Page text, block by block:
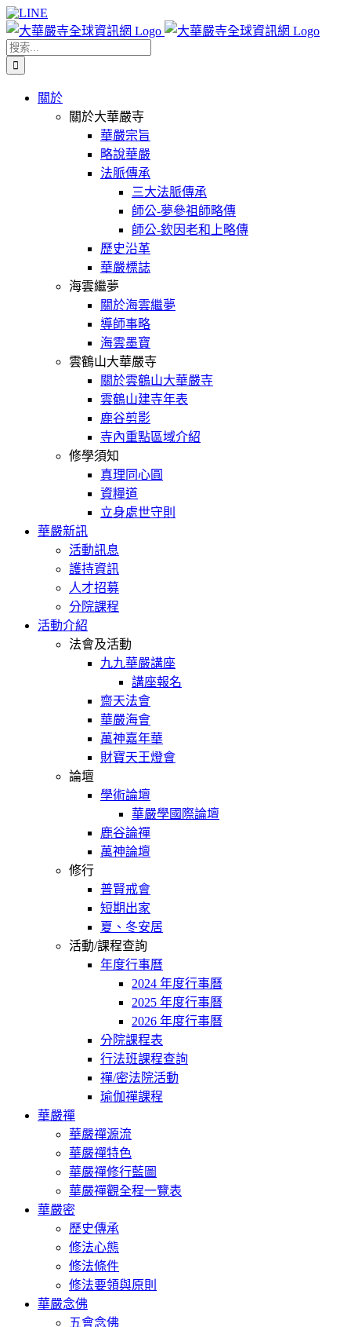
Skip
to
content
Facebook
X
WeChat
YouTube
LINE
搜
索
關於
關於大華嚴寺
華嚴宗旨
略說華嚴
法脈傳承
三大法脈傳承
師公-夢參祖師略傳
師公-欽因老和上略傳
歷史沿革
華嚴標誌
海雲繼夢
關於海雲繼夢
導師事略
海雲墨寶
雲鶴山大華嚴寺
關於雲鶴山大華嚴寺
雲鶴山建寺年表
鹿谷剪影
寺內重點區域介紹
修學須知
真理同心圓
資糧道
立身處世守則
華嚴新訊
活動訊息
護持資訊
人才招募
分院課程
活動介紹
法會及活動
九九華嚴講座
講座報名
齋天法會
華嚴海會
萬神嘉年華
財寶天王燈會
論壇
學術論壇
華嚴學國際論壇
鹿谷論禪
萬神論壇
修行
普賢戒會
短期出家
夏、冬安居
活動/課程查詢
年度行事曆
2024 年度行事曆
2025 年度行事曆
2026 年度行事曆
分院課程表
行法班課程查詢
禪/密法院活動
瑜伽禪課程
華嚴禪
華嚴禪源流
華嚴禪特色
華嚴禪修行藍圖
華嚴禪觀全程一覽表
華嚴密
歷史傳承
修法心態
修法條件
修法要領與原則
華嚴念佛
五會念佛